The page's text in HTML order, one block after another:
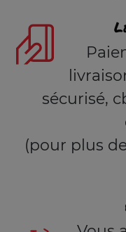
sécurisé,
(pour plus